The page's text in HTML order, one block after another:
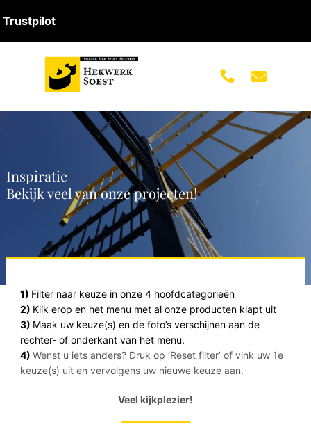
Trustpilot
Inspiratie
Bekijk veel van onze projecten!
1) Filter naar keuze in onze 4 hoofdcategorieën
2) Klik erop en het menu met al onze producten klapt uit
3) Maak uw keuze(s) en de foto’s verschijnen aan de
rechter- of onderkant van het menu.
4) Wenst u iets anders? Druk op ‘Reset filter’ of vink uw 1e
keuze(s) uit en vervolgens uw nieuwe keuze aan.
Veel kijkplezier!